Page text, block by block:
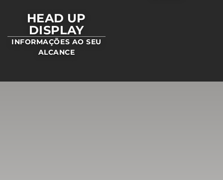
HEAD UP
DISPLAY
INFORMAÇÕES AO SEU
ALCANCE